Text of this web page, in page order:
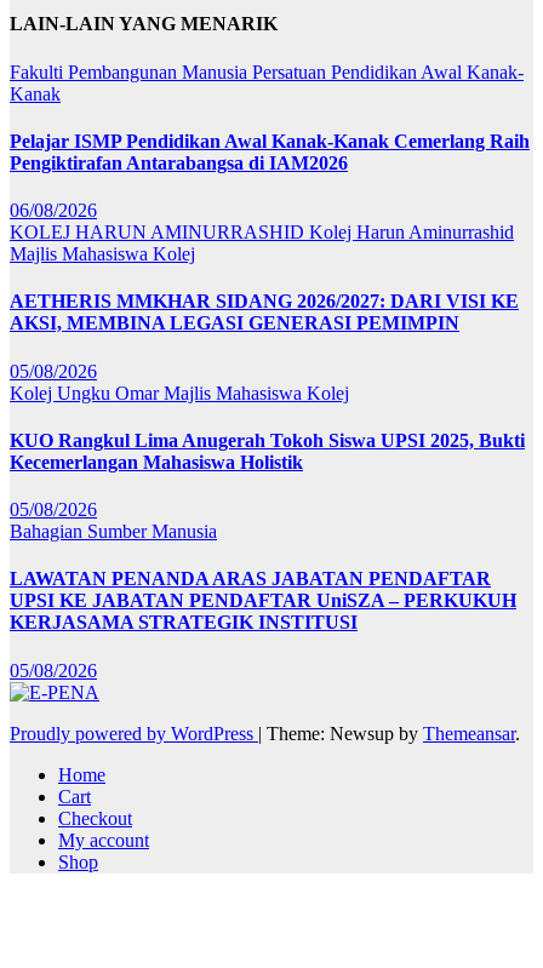
LAIN-LAIN YANG MENARIK
Fakulti Pembangunan Manusia Persatuan Pendidikan Awal Kanak-
Kanak
Pelajar ISMP Pendidikan Awal Kanak-Kanak Cemerlang Raih
Pengiktirafan Antarabangsa di IAM2026
06/08/2026
KOLEJ HARUN AMINURRASHID Kolej Harun Aminurrashid
Majlis Mahasiswa Kolej
AETHERIS MMKHAR SIDANG 2026/2027: DARI VISI KE
AKSI, MEMBINA LEGASI GENERASI PEMIMPIN
05/08/2026
Kolej Ungku OmarMajlis Mahasiswa Kolej
KUO Rangkul Lima Anugerah Tokoh Siswa UPSI 2025, Bukti
Kecemerlangan Mahasiswa Holistik
05/08/2026
Bahagian Sumber Manusia
LAWATAN PENANDA ARAS JABATAN PENDAFTAR
UPSI KE JABATAN PENDAFTAR UniSZA – PERKUKUH
KERJASAMA STRATEGIK INSTITUSI
05/08/2026
Proudly powered by WordPress | Theme: Newsup by Themeansar.
Home
Cart
Checkout
My account
Shop